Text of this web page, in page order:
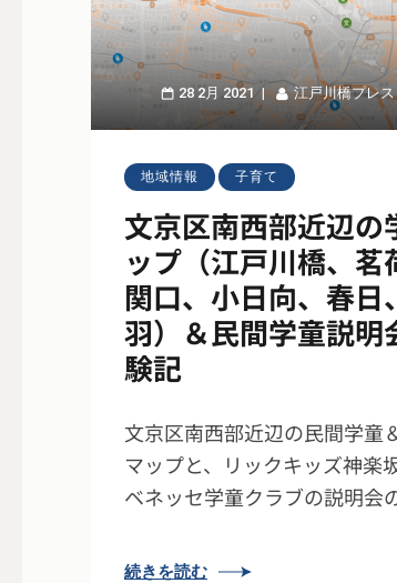
28 2月 2021 江戸川橋プレス
地域情報 子育て
文京区南西部近辺の
ップ（江戸川橋、茗
関口、小日向、春日
羽）＆民間学童説明
験記
文京区南西部近辺の民間学童
マップと、リックキッズ神楽
ベネッセ学童クラブの説明会
続きを読む